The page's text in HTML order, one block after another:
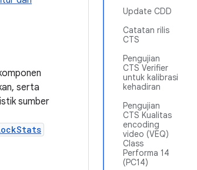
Update CDD
Catatan rilis
CTS
Pengujian
CTS Verifier
untuk kalibrasi
kehadiran
Pengujian
CTS Kualitas
encoding
video (VEQ)
Class
Performa 14
(PC14)
serta
sumber